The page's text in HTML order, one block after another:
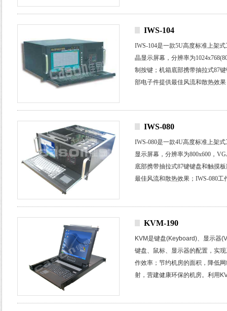
IWS-104
IWS-104是一款5U高度标准上架
晶显示屏幕，分辨率为1024x768(
制按键；机箱底部携带抽拉式87
部电子件提供最佳风流和散热效
IWS-080
IWS-080是一款4U高度标准上架
显示屏幕，分辨率为800x600 ，
底部携带抽拉式87键键盘和触摸
最佳风流和散热效果； IWS-080工
KVM-190
KVM是键盘(Keyboard)、显示器
键盘、鼠标、显示器的配置，实
作效率；节约机房的面积，降低
射，营建健康环保的机房。利用